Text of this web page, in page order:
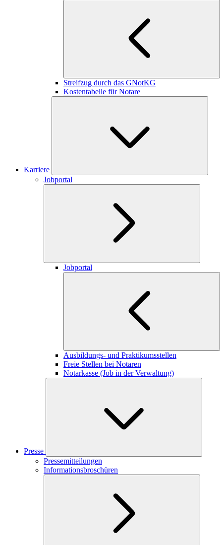
Streifzug durch das GNotKG
Kostentabelle für Notare
Karriere
Jobportal
Jobportal
Ausbildungs- und Praktikumsstellen
Freie Stellen bei Notaren
Notarkasse (Job in der Verwaltung)
Presse
Pressemitteilungen
Informationsbroschüren